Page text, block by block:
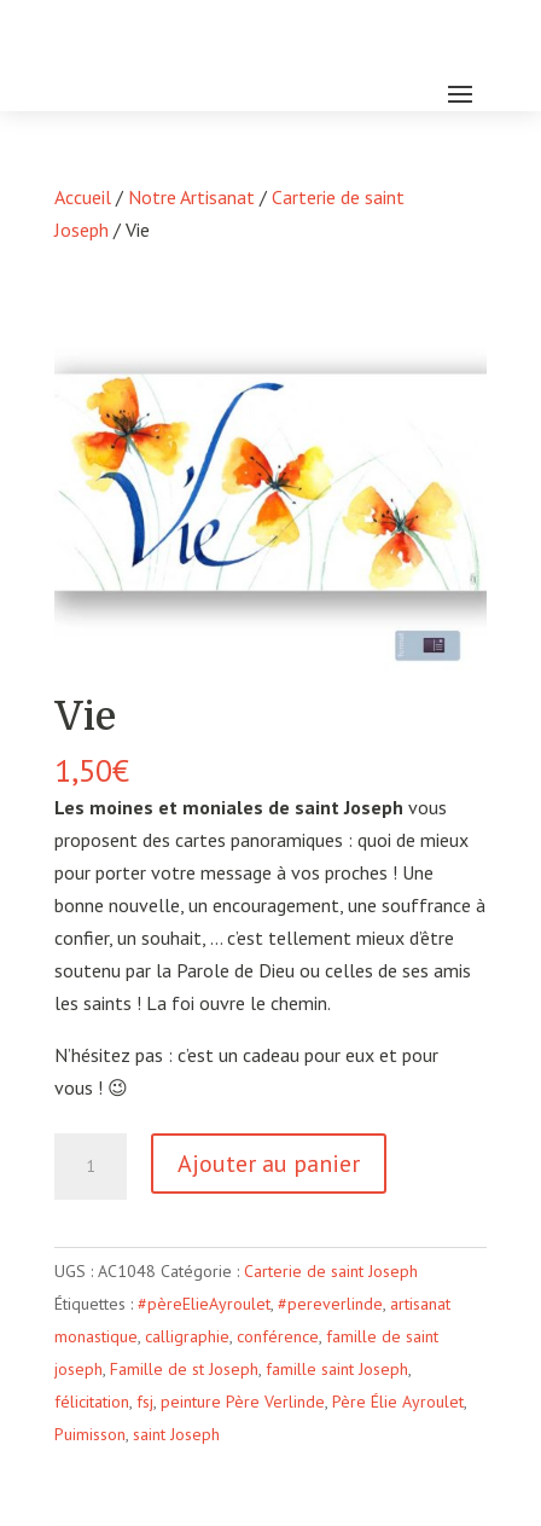
Accueil/ Notre Artisanat/ Carterie de saint
Joseph / Vie
Vie
1,50€
Les moines et moniales de saint Joseph vous
proposent des cartes panoramiques : quoi de mieux
pour porter votre message à vos proches ! Une
bonne nouvelle, un encouragement, une souffrance à
confier, un souhait, … c’est tellement mieux d’être
soutenu par la Parole de Dieu ou celles de ses amis
les saints ! La foi ouvre le chemin.
N’hésitez pas : c’est un cadeau pour eux et pour
vous ! 😉
Ajouter au panier
UGS : AC1048 Catégorie : Carterie de saint Joseph
Étiquettes : #pèreElieAyroulet, #pereverlinde, artisanat
monastique, calligraphie, conférence, famille de saint
joseph, Famille de st Joseph, famille saint Joseph,
félicitation, fsj, peinture Père Verlinde, Père Élie Ayroulet,
Puimisson, saint Joseph